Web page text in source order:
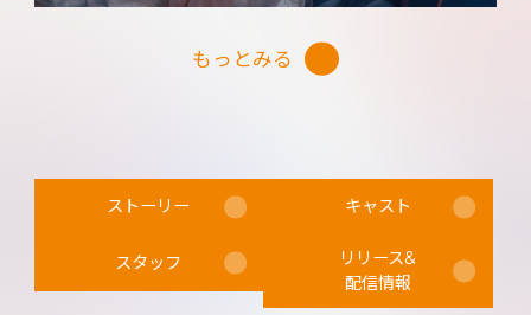
のヤン・ジーウェン扮する慕灼華の侍女・郭巨力
（かくきょりき）と、「策略ロマンス～謎解きの鍵
える執墨は、想いを寄せる巨力が食いしん坊なの
で、何かにつけて食べるものを与える。不器用なが
らも真っ直ぐな愛情表現が、甘酸っぱい恋模様を
生み出し、胸がキュンとなること間違いなし！
もっとみる
ストーリー キャスト
スタッフ
リリース&
配信情報